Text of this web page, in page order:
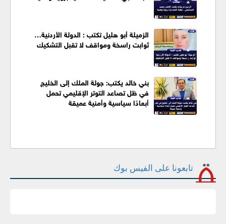
الزميلة أبو هليل تكتب : الدولة الأردنية…
ثوابت راسخة ومواقف لا تقبل التشكيك
بني خالد يكتب: جولة الملك إلى الخليج
في ظل تصاعد التوتر الإقليمي تحمل
أبعادًا سياسية وأمنية عميقة
تابعونا على الفيس بوك